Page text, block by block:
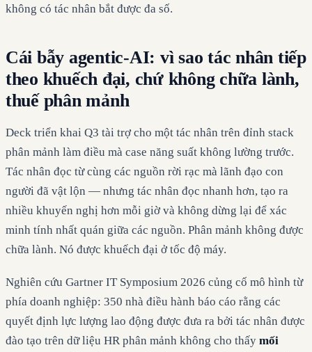
không có tác nhân bắt được đa số.
Cái bẫy agentic-AI: vì sao tác nhân tiếp
theo khuếch đại, chứ không chữa lành,
thuế phân mảnh
Deck triển khai Q3 tài trợ cho một tác nhân trên đỉnh stack
phân mảnh làm điều mà case năng suất không lường trước.
Tác nhân đọc từ cùng các nguồn rời rạc mà lãnh đạo con
người đã vật lộn — nhưng tác nhân đọc nhanh hơn, tạo ra
nhiều khuyến nghị hơn mỗi giờ và không dừng lại để xác
minh tính nhất quán giữa các nguồn. Phân mảnh không được
chữa lành. Nó được khuếch đại ở tốc độ máy.
Nghiên cứu Gartner IT Symposium 2026 củng cố mô hình từ
phía doanh nghiệp: 350 nhà điều hành báo cáo rằng các
quyết định lực lượng lao động được đưa ra bởi tác nhân được
đào tạo trên dữ liệu HR phân mảnh không cho thấy mối